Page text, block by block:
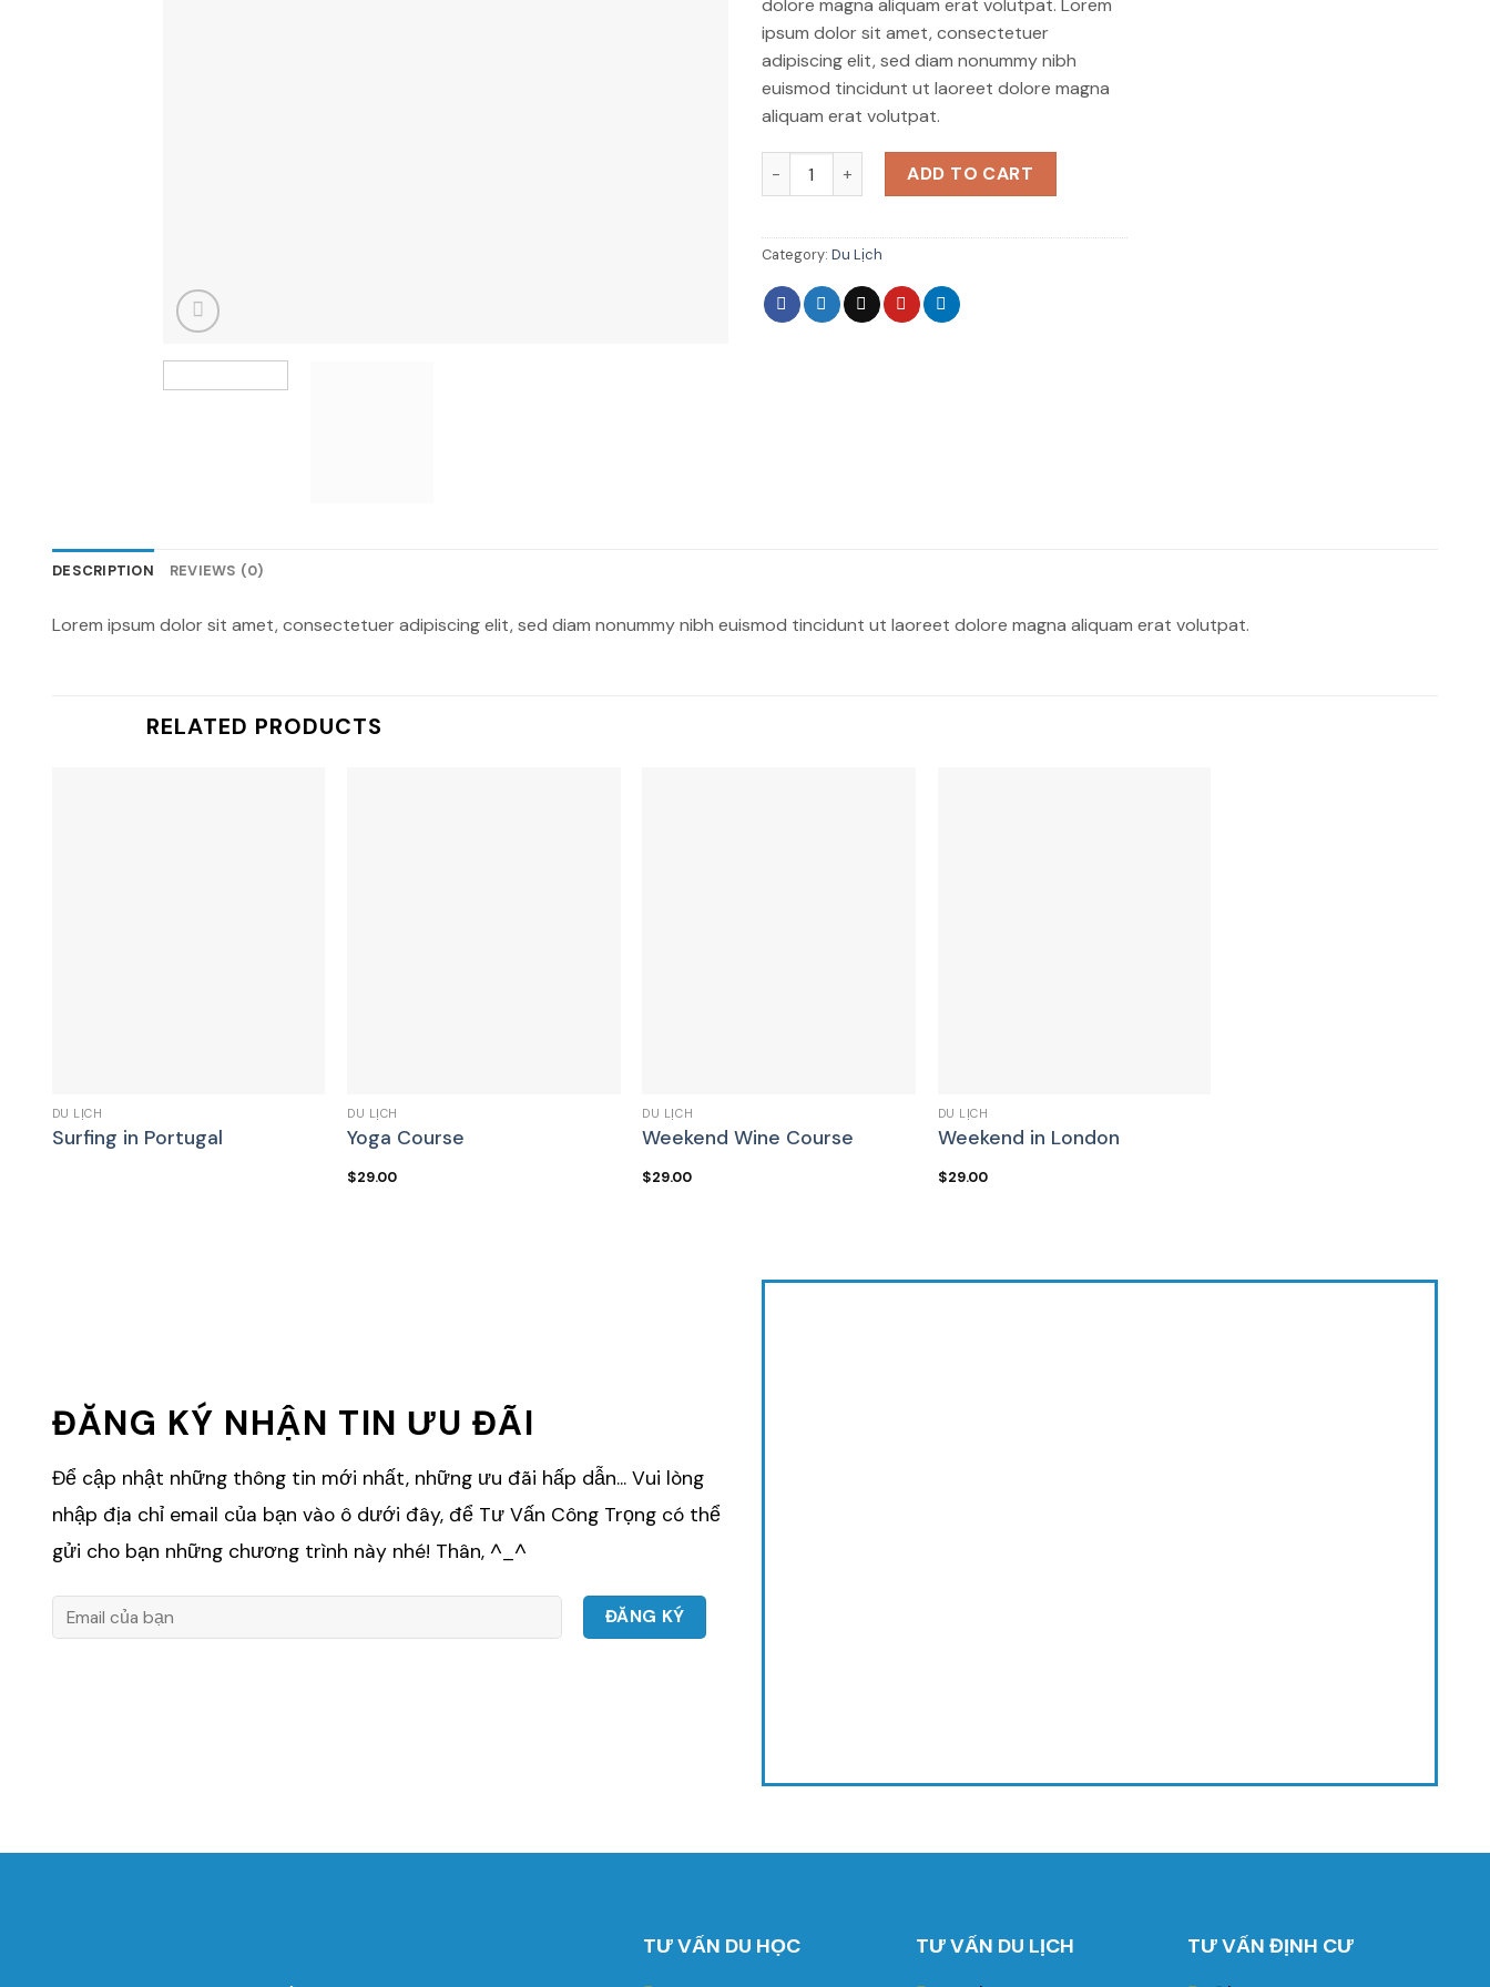
ipsum dolor sit amet, consectetuer
adipiscing elit, sed diam nonummy nibh
euismod tincidunt ut laoreet dolore magna
aliquam erat volutpat.
Weekend in San Fransico quantity
ADD TO CART
Category: Du Lịch
DESCRIPTION REVIEWS (0)
Lorem ipsum dolor sit amet, consectetuer adipiscing elit, sed diam nonummy nibh euismod tincidunt ut laoreet dolore magna aliquam erat volutpat.
RELATED PRODUCTS
DU LỊCH
Surfing in Portugal
DU LỊCH
Yoga Course
$29.00
DU LỊCH
Weekend Wine Course
$29.00
DU LỊCH
Weekend in London
$29.00
ĐĂNG KÝ NHẬN TIN ƯU ĐÃI
Để cập nhật những thông tin mới nhất, những ưu đãi hấp dẫn... Vui lòng
nhập địa chỉ email của bạn vào ô dưới đây, để Tư Vấn Công Trọng có thể
gửi cho bạn những chương trình này nhé! Thân, ^_^
TƯ VẤN DU HỌC TƯ VẤN DU LỊCH TƯ VẤN ĐỊNH CƯ